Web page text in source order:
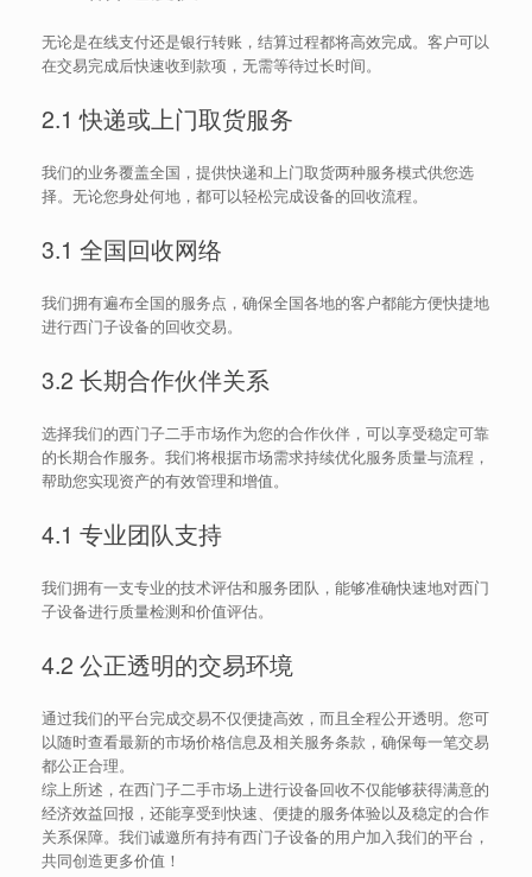
无论是在线支付还是银行转账，结算过程都将高效完成。客户可以
在交易完成后快速收到款项，无需等待过长时间。
2.1 快递或上门取货服务
我们的业务覆盖全国，提供快递和上门取货两种服务模式供您选
择。无论您身处何地，都可以轻松完成设备的回收流程。
3.1 全国回收网络
我们拥有遍布全国的服务点，确保全国各地的客户都能方便快捷地
进行西门子设备的回收交易。
3.2 长期合作伙伴关系
选择我们的西门子二手市场作为您的合作伙伴，可以享受稳定可靠
的长期合作服务。我们将根据市场需求持续优化服务质量与流程，
帮助您实现资产的有效管理和增值。
4.1 专业团队支持
我们拥有一支专业的技术评估和服务团队，能够准确快速地对西门
子设备进行质量检测和价值评估。
4.2 公正透明的交易环境
通过我们的平台完成交易不仅便捷高效，而且全程公开透明。您可
以随时查看最新的市场价格信息及相关服务条款，确保每一笔交易
都公正合理。
综上所述，在西门子二手市场上进行设备回收不仅能够获得满意的
经济效益回报，还能享受到快速、便捷的服务体验以及稳定的合作
关系保障。我们诚邀所有持有西门子设备的用户加入我们的平台，
共同创造更多价值！